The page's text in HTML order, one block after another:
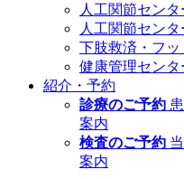
人工関節センタ
人工関節センタ
下肢救済・フ
健康管理センタ
紹介・予約
診療のご予約
案内
検査のご予約
案内